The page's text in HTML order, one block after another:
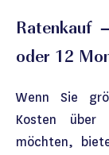
Ratenkauf
oder 12
Wenn Sie
Kosten über
möchten,